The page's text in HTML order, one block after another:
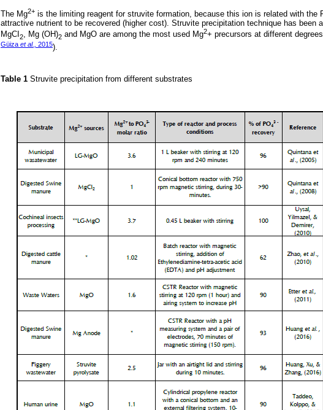
The Mg2+ is the limiting reagent for struvite formation, because this ion is related with the
attractive nutrient to be recovered (higher cost). Struvite precipitation technique has been
MgCI 2, Mg (OH)2 and MgO are among the most used Mg2+ precursors at different
Güiza et al., 2015).
Table 1 Struvite precipitation from different substrates